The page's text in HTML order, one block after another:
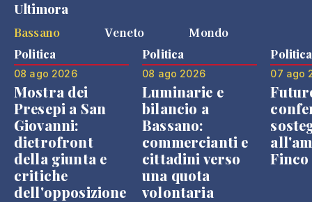
Ultimora
Bassano
Veneto Mondo
Politica
08 ago 2026
Mostra dei
Presepi a San
Giovanni:
dietrofront
della giunta e
critiche
dell'opposizione
Politica
08 ago 2026
Luminarie e
bilancio a
Bassano:
commercianti e
cittadini verso
una quota
volontaria
Politica
07 ago
Finco